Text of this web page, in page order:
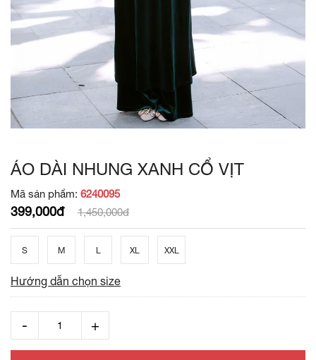
ÁO DÀI NHUNG XANH CỔ VỊT
Mã sản phẩm: 6240095
399,000đ 1,450,000đ
S M L XL XXL
Hướng dẫn chọn size